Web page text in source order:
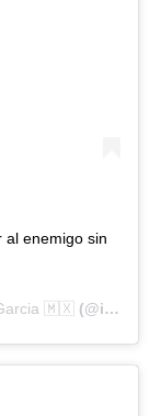
al enemigo sin
🇲🇽 (@iamyanetgarcia) el